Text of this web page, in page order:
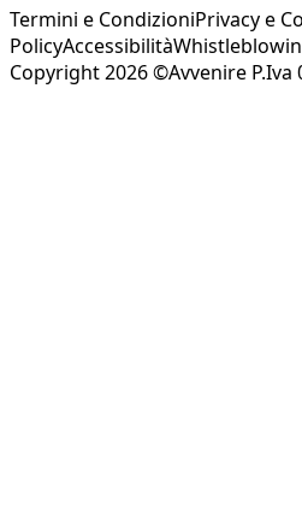
Termini e CondizioniPrivacy e
PolicyAccessibilità
Copyright 2026 ©Avvenire P.Iva